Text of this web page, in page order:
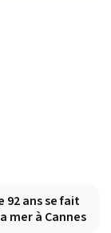
92 ans se fait
mer à Cannes